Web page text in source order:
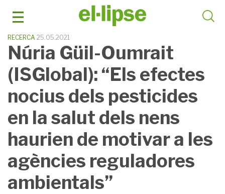
RECERCA 25.05.2021
Núria Güil-Oumrait
(ISGlobal): “Els efectes
nocius dels pesticides
en la salut dels nens
haurien de motivar a les
agències reguladores
ambientals”